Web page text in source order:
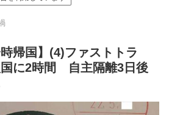
時帰国】(4)ファストトラ
国に2時間 自主隔離3日後